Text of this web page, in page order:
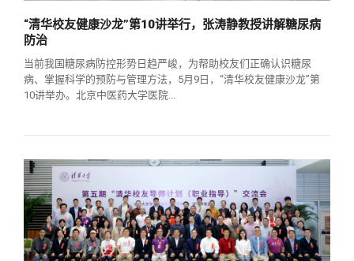
“清华校友健康沙龙”第10讲举行，张涛静教授讲解糖尿病
防治
当前我国糖尿病防控形势日趋严峻，为帮助校友们正确认识糖尿
病、掌握科学的预防与管理方法，5月9日，“清华校友健康沙龙”第
10讲举办。北京中医药大学医院...